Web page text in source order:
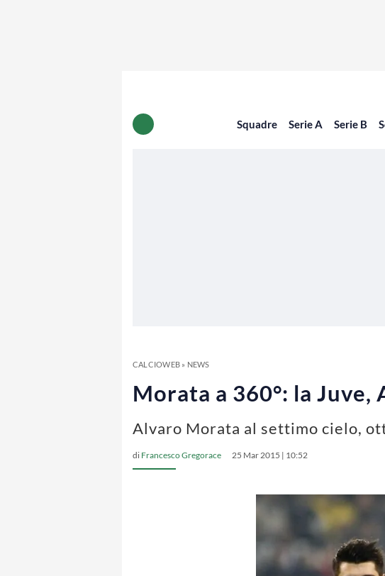
Squadre Serie A Serie B
CALCIOWEB» NEWS
Morata a 360°: la Juve,
Alvaro Morata al settimo cielo,
di Francesco Gregorace 25 Mar 2015 | 10:52